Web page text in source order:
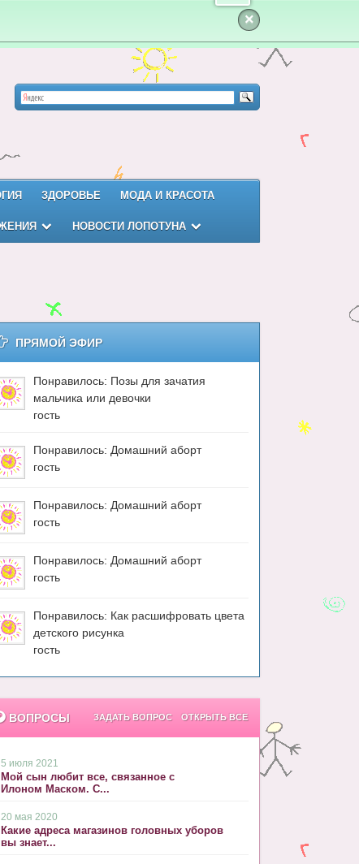
×
ЗДОРОВЬЕ МОДА И КРАСОТА
НОВОСТИ ЛОПОТУНА
ПРЯМОЙ ЭФИР
Понравилось: Позы для зачатия
мальчика или девочки
гость
Понравилось: Домашний аборт
гость
Понравилось: Домашний аборт
гость
Понравилось: Домашний аборт
гость
Понравилось: Как расшифровать цвета
детского рисунка
гость
ВОПРОСЫ ОТКРЫТЬ ВСЕ
ЗАДАТЬ ВОПРОС
5 июля 2021
Мой сын любит все, связанное с
Илоном Маском. С...
20 мая 2020
Какие адреса магазинов головных уборов
вы знает...